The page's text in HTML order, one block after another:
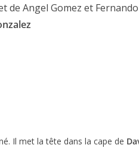
de Angel Gomez et
Il met la tête dans la cape de